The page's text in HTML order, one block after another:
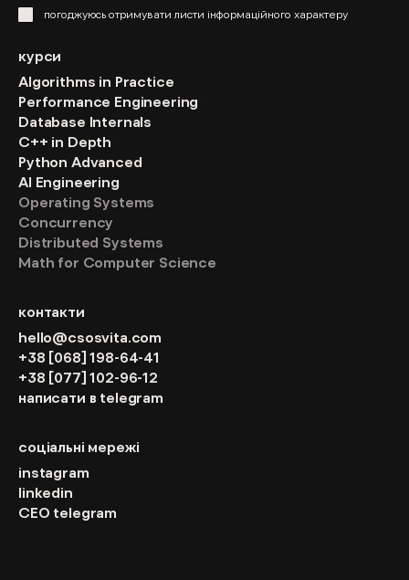
погоджуюсь отримувати листи інформаційного характеру
курси
Algorithms in Practice
Performance Engineering
Database Internals
C++ in Depth
Python Advanced
AI Engineering
Operating Systems
Concurrency
Distributed Systems
Math for Computer Science
контакти
hello@csosvita.com
+38 [068] 198-64-41
+38 [077] 102-96-12
написати в telegram
соціальні мережі
instagram
linkedin
CEO telegram